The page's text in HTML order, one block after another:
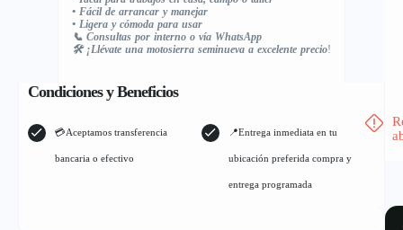
• Fácil de arrancar y manejar
• Ligera y cómoda para usar
📞 Consultas por interno o vía WhatsApp
🛠️ ¡Llévate una motosierra seminueva a excelente precio!
Condiciones y Beneficios
💳Aceptamos transferencia
bancaria o efectivo
📍Entrega inmediata en tu
ubicación preferida compra y
entrega programada